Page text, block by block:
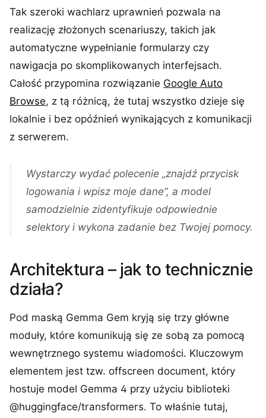
Tak szeroki wachlarz uprawnień pozwala na
realizację złożonych scenariuszy, takich jak
automatyczne wypełnianie formularzy czy
nawigacja po skomplikowanych interfejsach.
Całość przypomina rozwiązanie Google Auto
Browse, z tą różnicą, że tutaj wszystko dzieje się
lokalnie i bez opóźnień wynikających z komunikacji
z serwerem.
Wystarczy wydać polecenie „znajdź przycisk
logowania i wpisz moje dane”, a model
samodzielnie zidentyfikuje odpowiednie
selektory i wykona zadanie bez Twojej pomocy.
Architektura – jak to technicznie
działa?
Pod maską Gemma Gem kryją się trzy główne
moduły, które komunikują się ze sobą za pomocą
wewnętrznego systemu wiadomości. Kluczowym
elementem jest tzw. offscreen document, który
hostuje model Gemma 4 przy użyciu biblioteki
@huggingface/transformers. To właśnie tutaj,